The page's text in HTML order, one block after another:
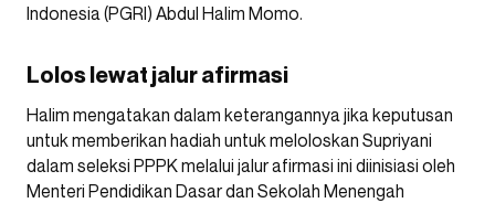
Indonesia (PGRI) Abdul Halim Momo.
Lolos lewat jalur afirmasi
Halim mengatakan dalam keterangannya jika keputusan
untuk memberikan hadiah untuk meloloskan Supriyani
dalam seleksi PPPK melalui jalur afirmasi ini diinisiasi oleh
Menteri Pendidikan Dasar dan Sekolah Menengah